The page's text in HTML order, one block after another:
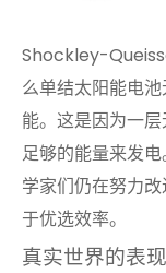
Shockley-
么单结太阳能电
能。这是因为一
足够的能量来发
学家们仍在努力
于优选效率。
真实世界的表现